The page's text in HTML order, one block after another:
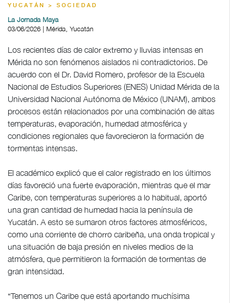
YUCATÁN > SOCIEDAD
La Jornada Maya
03/06/2026 | Mérida, Yucatán
Los recientes días de calor extremo y lluvias intensas en
Mérida no son fenómenos aislados ni contradictorios. De
acuerdo con el Dr. David Romero, profesor de la Escuela
Nacional de Estudios Superiores (ENES) Unidad Mérida de la
Universidad Nacional Autónoma de México (UNAM), ambos
procesos están relacionados por una combinación de altas
temperaturas, evaporación, humedad atmosférica y
condiciones regionales que favorecieron la formación de
tormentas intensas.
El académico explicó que el calor registrado en los últimos
días favoreció una fuerte evaporación, mientras que el mar
Caribe, con temperaturas superiores a lo habitual, aportó
una gran cantidad de humedad hacia la península de
Yucatán. A esto se sumaron otros factores atmosféricos,
como una corriente de chorro caribeña, una onda tropical y
una situación de baja presión en niveles medios de la
atmósfera, que permitieron la formación de tormentas de
gran intensidad.
“Tenemos un Caribe que está aportando muchísima